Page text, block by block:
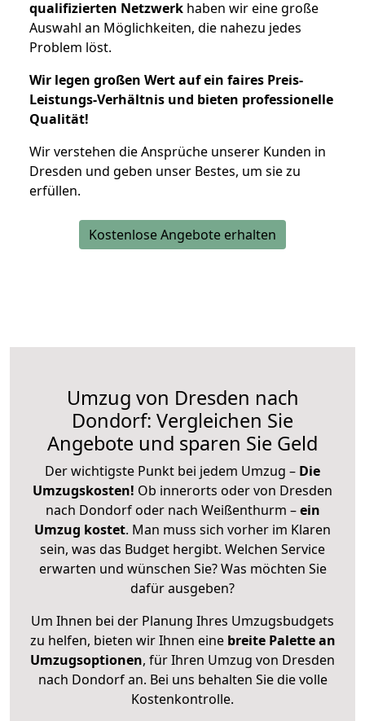
qualifizierten Netzwerk haben wir eine große
Auswahl an Möglichkeiten, die nahezu jedes
Problem löst.
Wir legen großen Wert auf ein faires Preis-
Leistungs-Verhältnis und bieten professionelle
Qualität!
Wir verstehen die Ansprüche unserer Kunden in
Dresden und geben unser Bestes, um sie zu
erfüllen.
Kostenlose Angebote erhalten
Umzug von Dresden nach
Dondorf: Vergleichen Sie
Angebote und sparen Sie Geld
Der wichtigste Punkt bei jedem Umzug – Die
Umzugskosten! Ob innerorts oder von Dresden
nach Dondorf oder nach Weißenthurm –ein
Umzug kostet. Man muss sich vorher im Klaren
sein, was das Budget hergibt. Welchen Service
erwarten und wünschen Sie? Was möchten Sie
dafür ausgeben?
Um Ihnen bei der Planung Ihres Umzugsbudgets
zu helfen, bieten wir Ihnen eine breite Palette an
Umzugsoptionen, für Ihren Umzug von Dresden
nach Dondorf an. Bei uns behalten Sie die volle
Kostenkontrolle.